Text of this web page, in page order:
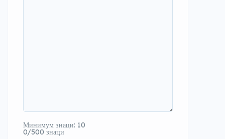
Минимум знаци: 10
0/500 знаци